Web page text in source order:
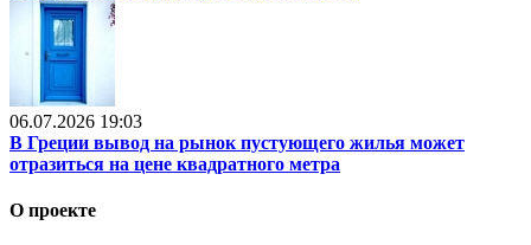
06.07.2026 19:03
В Греции вывод на рынок пустующего жилья может
отразиться на цене квадратного метра
О проекте